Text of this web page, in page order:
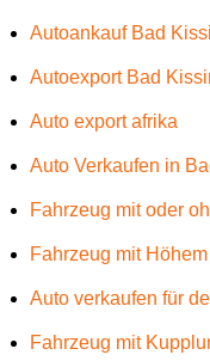
Autoankauf Bad
Autoexport Bad
Auto export afrika
Auto Verkaufen in
Fahrzeug mit oder
Fahrzeug mit
Auto verkaufen für
Fahrzeug mit